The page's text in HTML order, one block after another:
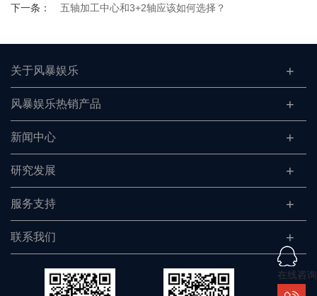
下一条：
五轴加工中心和3+2轴应该如何选择？
关于风暴娱乐
风暴娱乐热销产品
新闻中心
研究发展
服务支持
联系我们
在线咨询